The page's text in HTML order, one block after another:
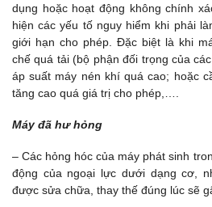
dụng hoặc hoạt động không chính
hiện các yếu tố nguy hiểm khi phải
giới hạn cho phép. Đặc biệt là khi
chế quá tải (bộ phận đối trọng của
áp suất máy nén khí quá cao; hoặc
tăng cao quá giá trị cho phép,….
Máy đã hư hỏng
– Các hỏng hóc của máy phát sinh
động của ngoại lực dưới dạng cơ,
được sửa chữa, thay thế đúng lúc sẽ